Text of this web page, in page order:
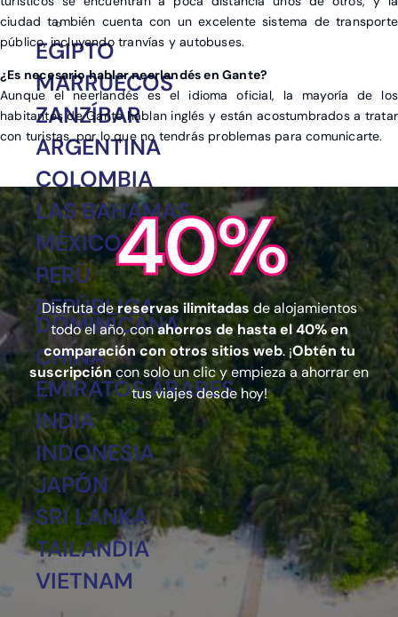
EGIPTO
MARRUECOS
ZANZÍBAR
ARGENTINA
COLOMBIA
LAS BAHAMAS
MÉXICO
PERÚ
REPÚBLICA
DOMINICANA
CHINA
EMIRATOS ÁRABES
INDIA
INDONESIA
JAPÓN
SRI LANKA
TAILANDIA
VIETNAM
ciudad también cuenta con un excelente sistema de transporte
público, incluyendo tranvías y autobuses.
¿Es necesario hablar neerlandés en Gante?
Aunque el neerlandés es el idioma oficial, la mayoría de los
habitantes de Gante hablan inglés y están acostumbrados a tratar
con turistas, por lo que no tendrás problemas para comunicarte.
40%
Disfruta dereservas ilimitadas de alojamientos
todo el año, conahorros de hasta el 40% en
comparación con otros sitios web. ¡Obtén tu
suscripcióncon solo un clic y empieza a ahorrar en
tus viajes desde hoy!